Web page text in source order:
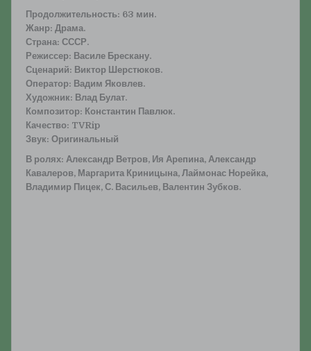
Продолжительность: 63 мин.
Жанр: Драма.
Страна: СССР.
Режиссер: Василе Брескану.
Сценарий: Виктор Шерстюков.
Оператор: Вадим Яковлев.
Художник: Влад Булат.
Композитор: Константин Павлюк.
Качество: TVRip
Звук: Оригинальный
В ролях: Александр Ветров, Ия Арепина, Александр
Кавалеров, Маргарита Криницына, Лаймонас Норейка,
Владимир Пицек, С. Васильев, Валентин Зубков.